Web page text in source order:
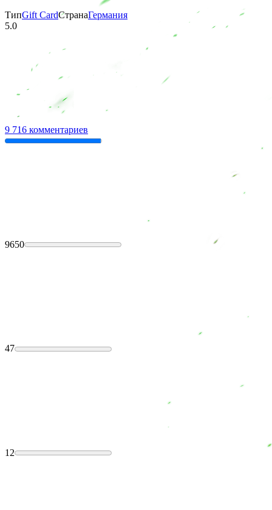
ТипGift CardСтранаГермания
5.0
9 716 комментариев
9650
47
12